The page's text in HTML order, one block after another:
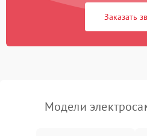
Заказать
Модели